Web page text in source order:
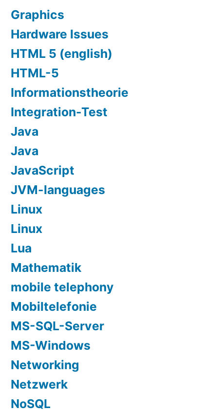
Graphics
Hardware Issues
HTML 5 (english)
HTML-5
Informationstheorie
Integration-Test
Java
Java
JavaScript
JVM-languages
Linux
Linux
Lua
Mathematik
mobile telephony
Mobiltelefonie
MS-SQL-Server
MS-Windows
Networking
Netzwerk
NoSQL